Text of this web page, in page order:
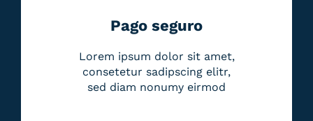
Pago seguro
Lorem ipsum dolor sit amet,
consetetur sadipscing elitr,
sed diam nonumy eirmod